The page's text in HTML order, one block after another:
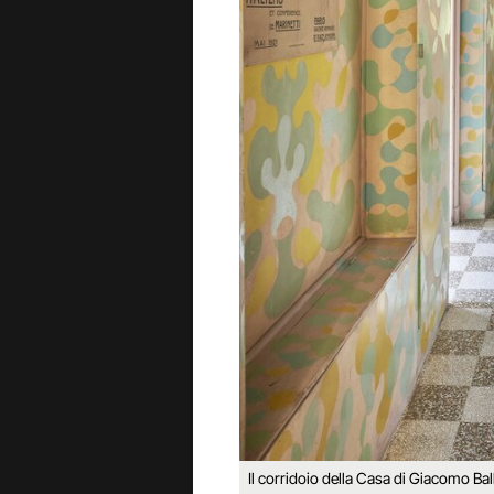
Il corridoio della Casa di Giacomo